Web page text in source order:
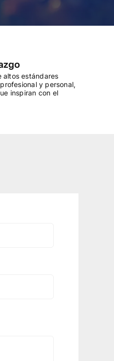
altos estándares
y personal,
inspiran con el